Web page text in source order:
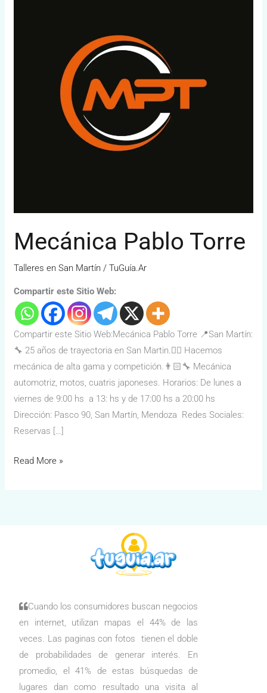
Mecánica Pablo Torre
Talleres en San Martín /TuGuía.Ar
Compartir este Sitio Web:
Compartir este Sitio Web:Mecánica Pablo Torre 📍San Martín:
🔧 25 años de trayectoria en San Martin.👌🏻 Hacemos
mecánica de alta gama y competición.👨🏻‍🔧 Mecánica
automotriz, motos, cuatris japoneses. Horarios: De lunes a
viernes de 9:00 hs a 13: hs y de 17:00 hs a 20:00 hs
Dirección: Pasco 90, San Martín, Mendoza Redes Sociales:
Reservas […]
Read More »
Cuando los consumidores buscan negocios
en internet, utilizan mapas el 44% de las
veces. Las paginas con fotos tienen el doble
de probabilidades de generar interés. En
promedio, el 41% de estas búsquedas de
lugares dan como resultado una visita al